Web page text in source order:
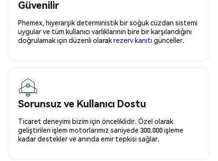
Güvenilir
Phemex, hiyerarşik deterministik bir soğuk cüzdan sistemi
uygular ve tüm kullanıcı varlıklarının bire bir karşılandığını
doğrulamak için düzenli olarakrezerv kanıtı günceller.
Sorunsuz ve Kullanıcı Dostu
Ticaret deneyimi bizim için önceliklidir. Özel olarak
geliştirilen işlem motorlarımız saniyede 300.000 işleme
kadar destekler ve anında emir tepkisi sağlar.